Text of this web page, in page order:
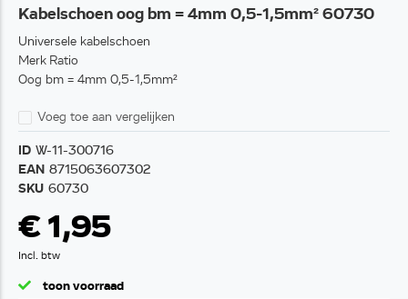
Kabelschoen oog bm = 4mm 0,5-1,5mm² 60730
Universele kabelschoen
Merk Ratio
Oog bm = 4mm 0,5-1,5mm²
Voeg toe aan vergelijken
ID W-11-300716
EAN 8715063607302
SKU 60730
€ 1,95
Incl. btw
toon voorraad